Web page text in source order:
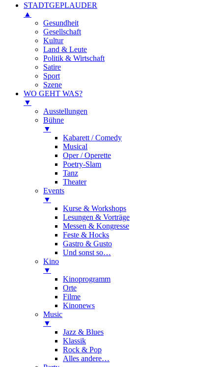
STADTGEPLAUDER
▲
Gesundheit
Gesellschaft
Kultur
Land & Leute
Politik & Wirtschaft
Satire
Sport
Szene
WO GEHT WAS?
▼
Ausstellungen
Bühne
▼
Kabarett / Comedy
Musical
Oper / Operette
Poetry-Slam
Tanz
Theater
Events
▼
Kurse & Workshops
Lesungen & Vorträge
Messen & Kongresse
Feste & Hocks
Gastro & Gusto
Und sonst so…
Kino
▼
Kinoprogramm
Orte
Filme
Kinonews
Music
▼
Jazz & Blues
Klassik
Rock & Pop
Alles andere…